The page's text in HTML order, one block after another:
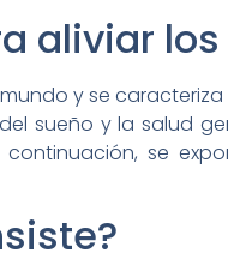
aliviar
y se
sueño y la salud
se